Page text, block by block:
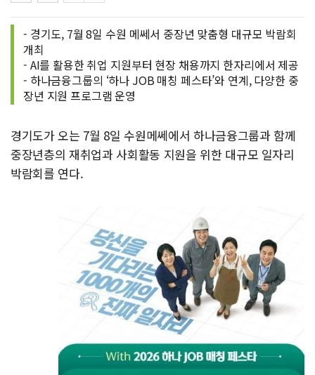
- 경기도, 7월 8일 수원 메쎄서 중장년 맞춤형 대규모 박람회
개최
- AI를 활용한 취업 지원부터 현장 채용까지 한자리에서 제공
- 하나금융그룹의 ‘하나 JOB 매칭 페스타’와 연계, 다양한 중
장년 지원 프로그램 운영
경기도가 오는 7월 8일 수원메쎄에서 하나금융그룹과 함께
중장년층의 재취업과 사회활동 지원을 위한 대규모 일자리
박람회를 연다.